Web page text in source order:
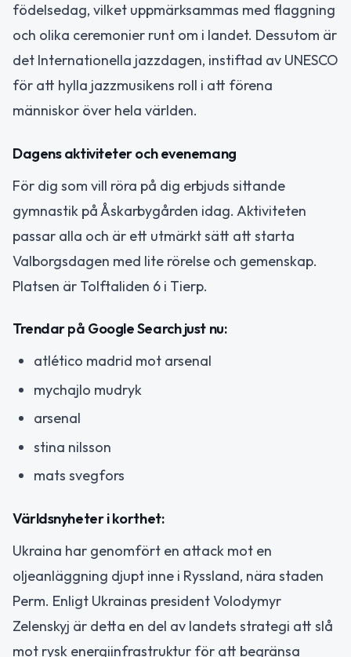
födelsedag, vilket uppmärksammas med flaggning
och olika ceremonier runt om i landet. Dessutom är
det Internationella jazzdagen, instiftad av UNESCO
för att hylla jazzmusikens roll i att förena
människor över hela världen.
Dagens aktiviteter och evenemang
För dig som vill röra på dig erbjuds sittande
gymnastik på Åskarbygården idag. Aktiviteten
passar alla och är ett utmärkt sätt att starta
Valborgsdagen med lite rörelse och gemenskap.
Platsen är Tolftaliden 6 i Tierp.
Trendar på Google Search just nu:
atlético madrid mot arsenal
mychajlo mudryk
arsenal
stina nilsson
mats svegfors
Världsnyheter i korthet:
Ukraina har genomfört en attack mot en
oljeanläggning djupt inne i Ryssland, nära staden
Perm. Enligt Ukrainas president Volodymyr
Zelenskyj är detta en del av landets strategi att slå
mot rysk energiinfrastruktur för att begränsa